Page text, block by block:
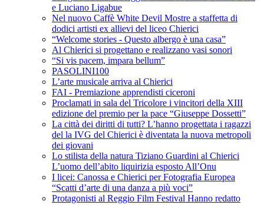
e Luciano Ligabue
Nel nuovo Caffè White Devil Mostre a staffetta di
dodici artisti ex allievi del liceo Chierici
“Welcome stories - Questo albergo è una casa”
Al Chierici si progettano e realizzano vasi sonori
“Si vis pacem, impara bellum”
PASOLINI100
L’arte musicale arriva al Chierici
FAI - Premiazione apprendisti ciceroni
Proclamati in sala del Tricolore i vincitori della XIII
edizione del premio per la pace “Giuseppe Dossetti”
La città dei diritti di tutti? L’hanno progettata i ragazzi
del la IVG del Chierici è diventata la nuova metropoli
dei giovani
Lo stilista della natura Tiziano Guardini al Chierici
L’uomo dell’abito liquirizia esposto All’Onu
I licei: Canossa e Chierici per Fotografia Europea
“Scatti d’arte di una danza a più voci”
Protagonisti al Reggio Film Festival Hanno redatto